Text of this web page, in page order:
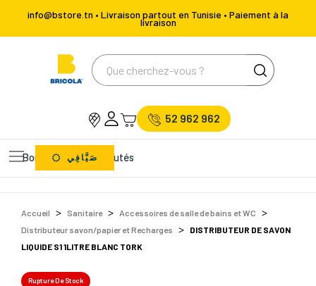
info@bstore.tn • Livraison partout en Tunisie • Paiement à la
livraison
52 962 962
Bons Plans Nouveautés
صَيَّافِي
Accueil Sanitaire
Accessoires de salle de bains et WC
Distributeur savon/papier et Recharges
DISTRIBUTEUR DE SAVON
LIQUIDE S1 1LITRE BLANC TORK
Rupture De Stock